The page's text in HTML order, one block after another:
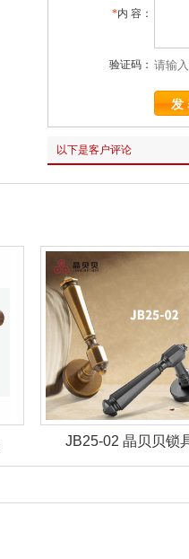
*内 容：
验证码：
以下是客户评论
JB25-01 晶贝贝锁